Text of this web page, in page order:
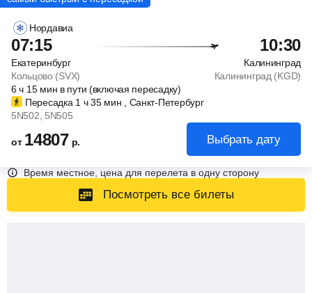
Нордавиа
07:15 10:30
Екатеринбург
Калининград
Кольцово (SVX)
Калининград (KGD)
6ч 15 мин в пути (включая пересадку)
Пересадка 1 ч35 мин , Санкт-Петербург
5N502 , 5N505
от 14807 р. Выбрать дату
Время местное, цена для перелета в одну сторону
Посмотреть все билеты